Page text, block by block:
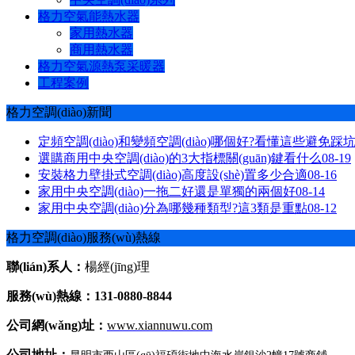
格力空氣能熱水器
家用熱水器
商用熱水器
格力空氣源熱泵采暖器
工程案例
格力空調(diào)新聞
定頻空調(diào)和變頻空調(diào)哪個好?看懂這些避免踩坑
選購商用中央空調(diào)的3大指標關(guān)鍵看什么08-19
安裝格力壁掛式空調(diào)高度設(shè)置多少合適08-16
家用中央空調(diào)一拖二好還是單獨的兩個好08-14
家用中央空調(diào)分為哪幾種類型?這3類是重點08-12
格力空調(diào)服務(wù)熱線
聯(lián)系人： 楊經(jīng)理
服務(wù)熱線：131-0880-8844
公司網(wǎng)址： www.xiannuwu.com